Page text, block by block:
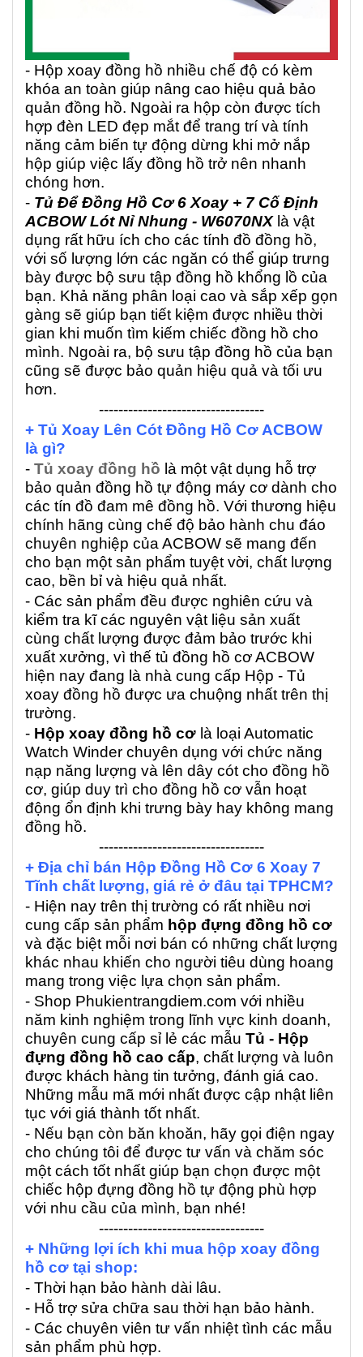
- Hộp xoay đồng hồ nhiều chế độ có kèm
khóa an toàn giúp nâng cao hiệu quả bảo
quản đồng hồ. Ngoài ra hộp còn được tích
hợp đèn LED đẹp mắt để trang trí và tính
năng cảm biến tự động dừng khi mở nắp
hộp giúp việc lấy đồng hồ trở nên nhanh
chóng hơn.
- Tủ Để Đồng Hồ Cơ 6 Xoay + 7 Cố Định
ACBOW Lót Nỉ Nhung - W6070NXlà vật
dụng rất hữu ích cho các tính đồ đồng hồ,
với số lượng lớn các ngăn có thể giúp trưng
bày được bộ sưu tập đồng hồ khổng lồ của
bạn. Khả năng phân loại cao và sắp xếp gọn
gàng sẽ giúp bạn tiết kiệm được nhiều thời
gian khi muốn tìm kiếm chiếc đồng hồ cho
mình. Ngoài ra, bộ sưu tập đồng hồ của bạn
cũng sẽ được bảo quản hiệu quả và tối ưu
hơn.
----------------------------------
+ Tủ Xoay Lên Cót Đồng Hồ Cơ ACBOW
là gì?
- Tủ xoay đồng hồ là một vật dụng hỗ trợ
bảo quản đồng hồ tự động máy cơ dành cho
các tín đồ đam mê đồng hồ. Với thương hiệu
chính hãng cùng chế độ bảo hành chu đáo
chuyên nghiệp của ACBOW sẽ mang đến
cho bạn một sản phẩm tuyệt vời, chất lượng
cao, bền bỉ và hiệu quả nhất.
- Các sản phẩm đều được nghiên cứu và
kiểm tra kĩ các nguyên vật liệu sản xuất
cùng chất lượng được đảm bảo trước khi
xuất xưởng, vì thế tủ đồng hồ cơ ACBOW
hiện nay đang là nhà cung cấp Hộp - Tủ
xoay đồng hồ được ưa chuộng nhất trên thị
trường.
- Hộp xoay đồng hồ cơ là loại Automatic
Watch Winder chuyên dụng với chức năng
nạp năng lượng và lên dây cót cho đồng hồ
cơ, giúp duy trì cho đồng hồ cơ vẫn hoạt
động ổn định khi trưng bày hay không mang
đồng hồ.
----------------------------------
+ Địa chỉ bán Hộp Đồng Hồ Cơ 6 Xoay 7
Tĩnh chất lượng, giá rẻ ở đâu tại TPHCM?
- Hiện nay trên thị trường có rất nhiều nơi
cung cấp sản phẩm hộp đựng đồng hồ cơ
và đặc biệt mỗi nơi bán có những chất lượng
khác nhau khiến cho người tiêu dùng hoang
mang trong việc lựa chọn sản phẩm.
- Shop Phukientrangdiem.com với nhiều
năm kinh nghiệm trong lĩnh vực kinh doanh,
chuyên cung cấp sỉ lẻ các mẫu Tủ - Hộp
đựng đồng hồ cao cấp, chất lượng và luôn
được khách hàng tin tưởng, đánh giá cao.
Những mẫu mã mới nhất được cập nhật liên
tục với giá thành tốt nhất.
- Nếu bạn còn băn khoăn, hãy gọi điện ngay
cho chúng tôi để được tư vấn và chăm sóc
một cách tốt nhất giúp bạn chọn được một
chiếc hộp đựng đồng hồ tự động phù hợp
với nhu cầu của mình, bạn nhé!
----------------------------------
+ Những lợi ích khi mua hộp xoay đồng
hồ cơ tại shop:
- Thời hạn bảo hành dài lâu.
- Hỗ trợ sửa chữa sau thời hạn bảo hành.
- Các chuyên viên tư vấn nhiệt tình các mẫu
sản phẩm phù hợp.